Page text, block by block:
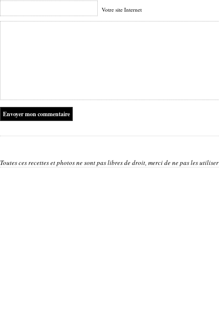
Votre site Internet
Toutes ces recettes et photos ne sont pas libres de droit, merci de ne pas les